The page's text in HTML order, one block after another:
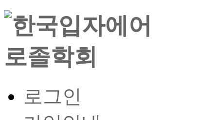
로그인